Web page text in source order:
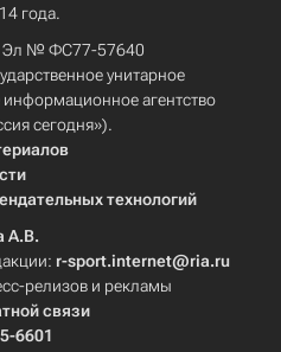
года.
Эл № ФС77-57640
унитарное
агентство
сегодня»).
технологий
А.В.
r-sport.internet@ria.ru
релизов и рекламы
связи
6601